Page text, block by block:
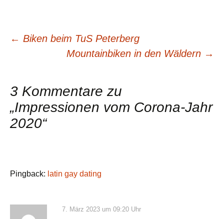
Beitragsnavigation
← Biken beim TuS Peterberg
Mountainbiken in den Wäldern →
3 Kommentare zu
„Impressionen vom Corona-Jahr
2020“
Pingback: latin gay dating
7. März 2023 um 09:20 Uhr